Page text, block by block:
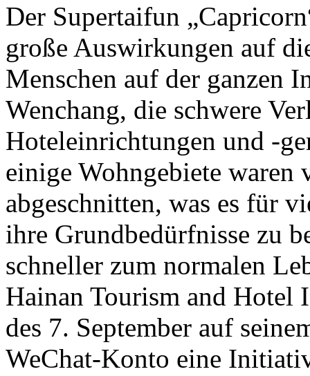
Der Supertaifun
große Auswirkungen auf
Menschen auf der ganzen
Wenchang, die schwere
Hoteleinrichtungen und -
einige Wohngebiete waren
abgeschnitten, was es für
ihre Grundbedürfnisse zu
schneller zum normalen
Hainan Tourism and Hotel
des 7. September auf
WeChat-Konto eine